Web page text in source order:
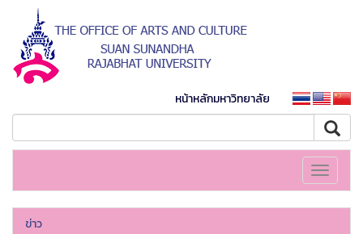
หน้าหลักมหาวิทยาลัย
Toggle
ข่าว